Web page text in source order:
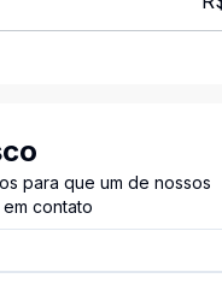
para que um de nossos
contato